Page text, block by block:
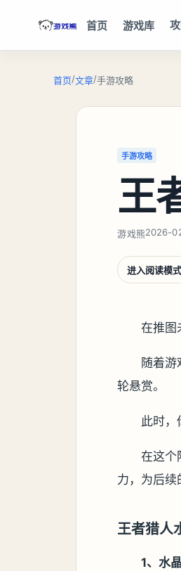
首页 游戏库
首页/文章/手游攻略
手游攻略
王
游戏熊2026-
进入阅读模式
在推图
随着
轮悬赏。
此时，
在这个
力，为后续
王者猎人
1、水